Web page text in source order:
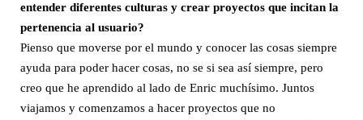
entender diferentes culturas y crear proyectos que incitan la
pertenencia al usuario?
Pienso que moverse por el mundo y conocer las cosas siempre
ayuda para poder hacer cosas, no se si sea así siempre, pero
creo que he aprendido al lado de Enric muchísimo. Juntos
viajamos y comenzamos a hacer proyectos que no